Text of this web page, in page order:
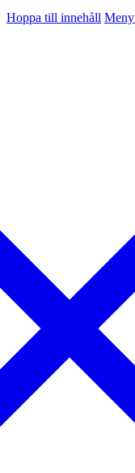
Hoppa till innehåll Meny